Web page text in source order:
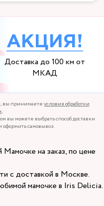
АКЦИЯ!
Доставка до 100 км от
МКАД
вы принимаетеусловия обработки
.
вы можете выбрать способ доставки
оформить самовывоз.
на заказ, по цене
с доставкой в Москве.
мамочке в Iris Delicia.